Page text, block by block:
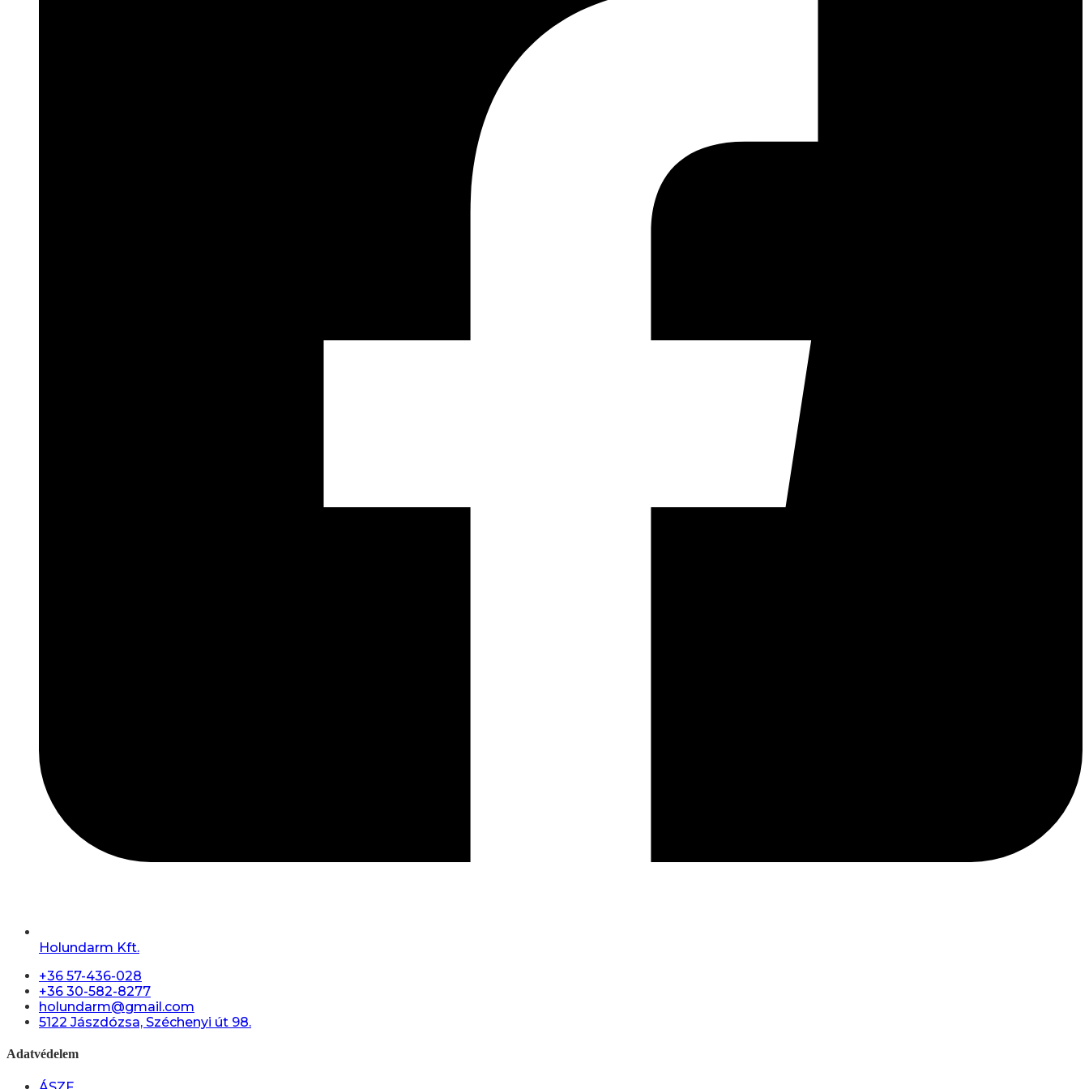
Holundarm Kft.
+36 57-436-028
+36 30-582-8277
holundarm@gmail.com
5122 Jászdózsa, Széchenyi út 98.
Adatvédelem